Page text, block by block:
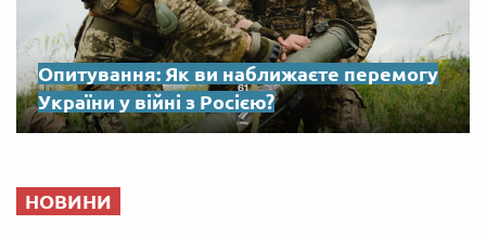
Опитування: Як ви наближаєте перемогу
України у війні з Росією?
НОВИНИ